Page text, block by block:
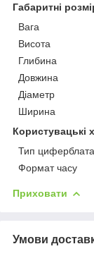
Габаритні
Вага
Висота
Глибина
Довжина
Діаметр
Ширина
Користувацькі
Тип циферблата
Формат часу
Приховати
Умови